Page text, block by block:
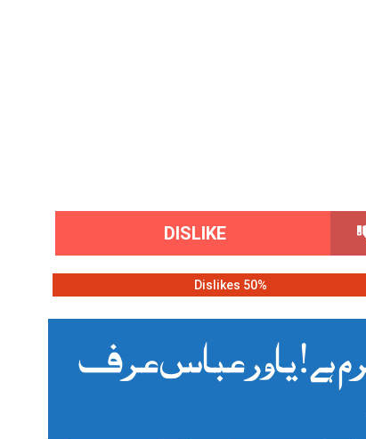
DISLIKE
50% Dislikes
ہے! یاور عباس عرف